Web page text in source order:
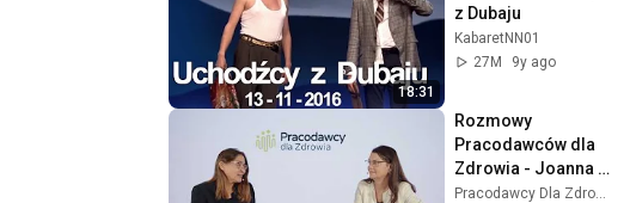
18:31
z Dubaju
KabaretNN01
27M
9y ago
Rozmowy
Pracodawców dla
Zdrowia - Joanna
Miłachowska,
Pracodawcy Dla Zdrowia